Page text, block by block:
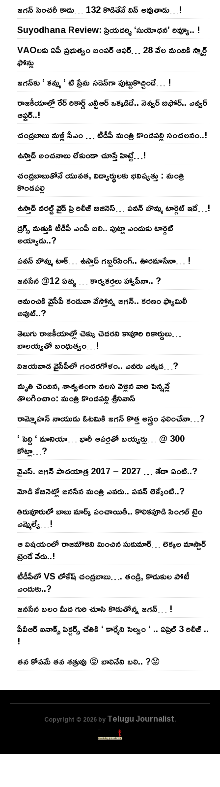
జ‌గ‌న్ సెంచ‌రీ కాదు… 132 కొడితేనే విన్ అవుతాడు…!
Suyodhana Review: ప్రియదర్శి ‘సుయోధన’ రివ్యూ.. !
VAOల‌కు ఏపీ ప్ర‌భుత్వం బంప‌ర్ ఆఫ‌ర్‌… 28 వేల మందికి స్మార్ట్
ఫోన్లు
జ‌గ‌న్‌కు ‘ క‌మ్మ ‘ టి ప్రేమ స‌డెన్‌గా పుట్టుకొచ్చిందే… !
రాజ‌కీయాల్లో రేర్ రికార్డ్ ఎన్టీఆర్ ఒక్క‌డిదే.. నెవ్వ‌ర్ బిఫోర్‌.. ఎవ్వ‌ర్
ఆఫ్ట‌ర్‌..!
చంద్ర‌బాబు మ‌ళ్లీ సీఎం … టీడీపీ మంత్రి కొండ‌ప‌ల్లి సంచ‌ల‌నం..!
ఉస్తాద్ అంచ‌నాలు లేకుండా చూస్తే హిట్టే…!
చంద్ర‌బాబుతోనే యువ‌త‌, విద్యార్థుల‌కు భ‌విష్య‌త్తు : మంత్రి
కొండ‌ప‌ల్లి
ఉస్తాద్ వ‌ర‌ల్డ్ వైడ్ ప్రి రిలీజ్ బిజినెస్‌… ప‌వ‌న్ బొమ్మ టార్గెట్ ఇదే…!
డ్రగ్స్ మత్తుకి టీడీపీ ఎంపీ బలి.. పుట్టా ఎందుకు టార్గెట్
అయ్యాడు..?
ప‌వ‌న్ బొమ్మ టాక్‌… ఉస్తాద్ గ‌బ్బ‌ర్‌సింగ్‌.. ఊర‌మాసేనా… !
జనసేన @12 ఏళ్ళు … కార్యకర్తలు హ్యాపీనా.. ?
ఆమంచికి వైసీపీ కండువా వేస్తోన్న జ‌గ‌న్‌.. క‌ర‌ణం ఫ్యామిలీ
అవుట్‌..?
తెలుగు రాజ‌కీయాల్లో చెక్కు చెద‌ర‌ని కావూరి రికార్డులు…
బాల‌య్యతో బంధుత్వం…!
విజ‌య‌వాడ వైసీపీలో గంద‌ర‌గోళం.. ఎవ‌రు ఎక్క‌డ‌…?
మృతి చెందిన, శాశ్వతంగా వలస వెళ్లిన వారి పెన్ష‌న్లే
తొల‌గించాం: మంత్రి కొండపల్లి శ్రీనివాస్
రామ్మోహ‌న్ నాయుడు ఓట‌మికి జ‌గ‌న్ కొత్త అస్త్రం ఫ‌లించేనా…?
‘ పెద్ది ‘ మానియా… భారీ ఆప‌ర్ల‌తో బ‌య్య‌ర్లు… @ 300
కోట్లా…?
వైఎస్‌. జ‌గ‌న్ పాద‌యాత్ర 2017 – 2027 … తేడా ఏంటి..?
మోడి కేబినెట్లో జ‌నసేన మంత్రి ఎవ‌రు.. ప‌వ‌న్ లెక్కేంటి..?
తిరువూరులో బాబు మార్క్ పంచాయితీ.. కొలిక‌పూడి సింగ‌ల్ టైం
ఎమ్మెల్యే…!
ఆ విష‌యంలో రాజ‌మౌళిని మించిన సుకుమార్‌… లెక్క‌ల మాస్టార్
ట్రెండే వేరు..!
టీడీపీలో VS లోకేష్ చంద్ర‌బాబు…. తండ్రి, కొడుకుల పోటీ
ఎందుకు..?
జ‌న‌సేన బ‌లం మీద గురి చూసి కొడుతోన్న జ‌గ‌న్‌… !
పీవీఆర్ ఐనాక్స్ పిక్చర్స్ చేతికి ‘ కార్మేని సెల్వం ‘ .. ఏప్రిల్ 3 రిలీజ్ ..
!
తన కోపమే తన శత్రువు 😡 బాలినేని బలి.. ?😟
Copyright © 2026 byTelugu Journalist.